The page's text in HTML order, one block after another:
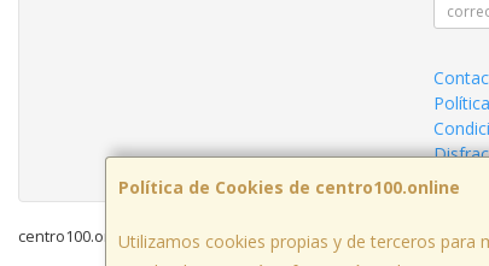
Política de Cookies de centro100.online
Utilizamos cookies propias y de terceros para
centro100.online © 2026